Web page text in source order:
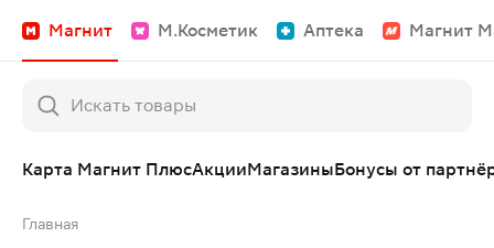
Магнит М.Косметик Аптека Магнит
Карта Магнит ПлюсАкцииМагазиныБонусы от
Главная